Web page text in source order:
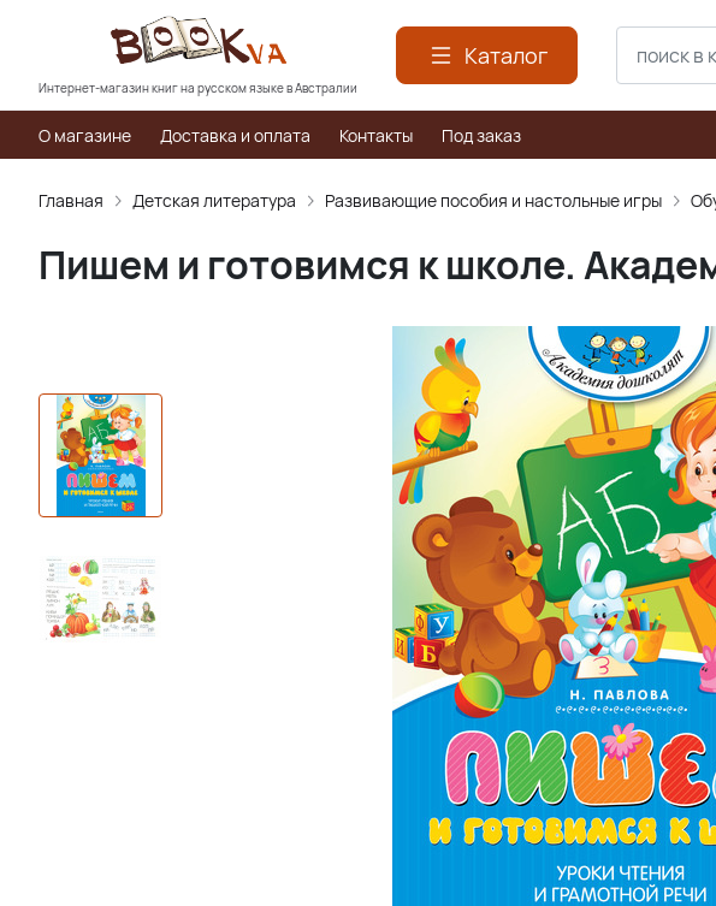
Интернет-магазин книг на русском языке в Австралии
Каталог
О магазине Доставка и оплата Контакты Под заказ
Главная Детская литература Развивающие пособия и настольные игры
Пишем и готовимся к школе.